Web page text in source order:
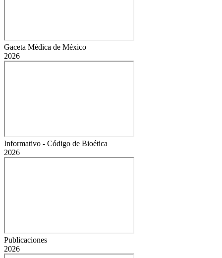
Gaceta Médica de México
2026
Informativo - Código de Bioética
2026
Publicaciones
2026